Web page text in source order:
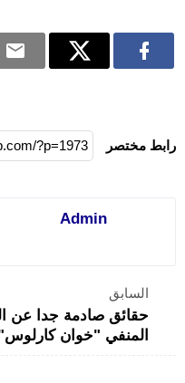
رابط مختصر
Admin
السابق
حقائق صادمة جدا عن
المنفي "خوان